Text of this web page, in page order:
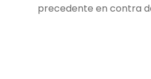
precedente en contra